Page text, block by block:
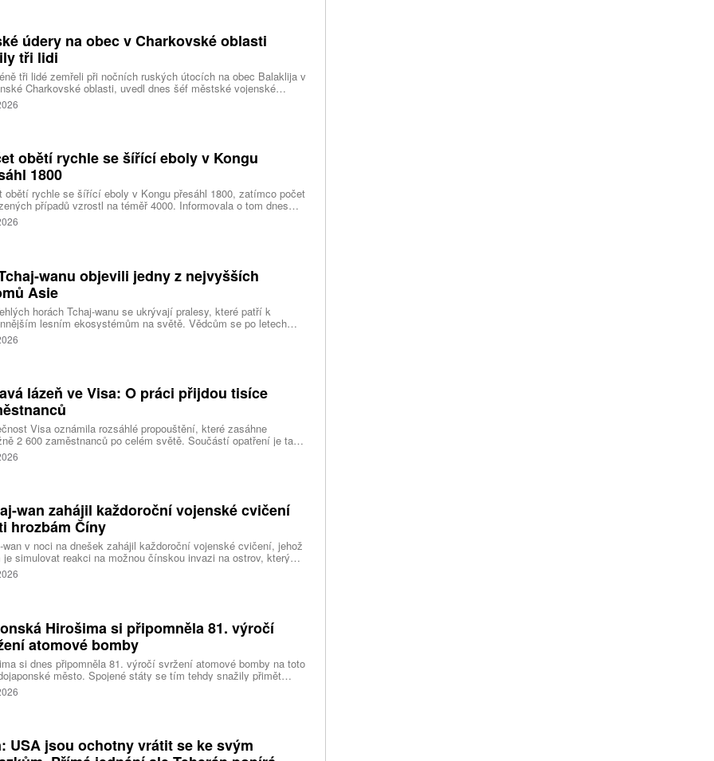
údery na obec v Charkovské oblasti
tři lidi
tři lidé zemřeli při nočních ruských útocích na obec Balaklija v
Charkovské oblasti, uvedl dnes šéf městské vojenské
Vitalij Karabanov. Ukrajinské letectvo ráno oznámilo, že Rusko
útočilo na Ukrajinu čtyřmi střelami a 101 bezpilotními letouny,
obětí rychle se šířící eboly v Kongu
1800
obětí rychle se šířící eboly v Kongu přesáhl 1800, zatímco počet
případů vzrostl na téměř 4000. Informovala o tom dnes
Reuters s odkazem na konžské úřady.
wanu objevili jedny z nejvyšších
Asie
horách Tchaj-wanu se ukrývají pralesy, které patří k
lesním ekosystémům na světě. Vědcům se po letech
pátrání podařilo objevit jedli tchajwanskou vysokou 84,1
která je dnes považována za nejvyšší známý strom ve
lázeň ve Visa: O práci přijdou tisíce
Visa oznámila rozsáhlé propouštění, které zasáhne
2 600 zaměstnanců po celém světě. Součástí opatření je také
320 pracovních míst v kalifornském Foster City, kde firma
významné technologické centrum. Vyplývá to z dokumentů
wan zahájil každoroční vojenské cvičení
hrozbám Číny
wan v noci na dnešek zahájil každoroční vojenské cvičení, jehož
simulovat reakci na možnou čínskou invazi na ostrov, který
pokládá za součást svého území. Desetidenní manévry se
konat na různých místech po celém ostrově, informovala
Hirošima si připomněla 81. výročí
atomové bomby
si dnes připomněla 81. výročí svržení atomové bomby na toto
město. Spojené státy se tím tehdy snažily přimět
ke kapitulaci na konci druhé světové války. Starosta města
Macui při této příležitosti kritizoval světové velmoci za vedení
USA jsou ochotny vrátit se ke svým